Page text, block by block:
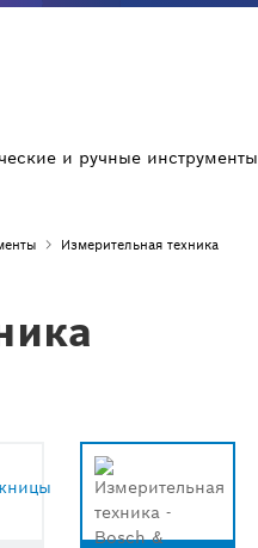
и ручные инструменты
Измерительная техника